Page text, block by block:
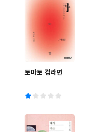
토마토 컵라면